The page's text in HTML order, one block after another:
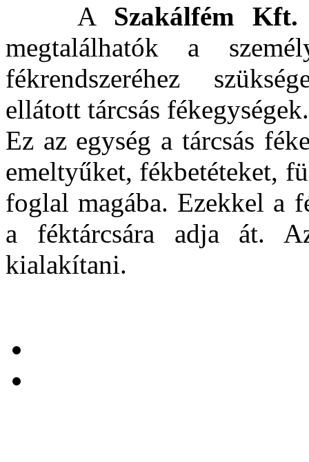
A Szakálfém Kft.
megtalálhatók a
fékrendszeréhez
ellátott tárcsás fékegységek.
Ez az egység a tárcsás
emeltyűket, fékbetéteket,
foglal magába. Ezekkel a
a féktárcsára adja át.
kialakítani.